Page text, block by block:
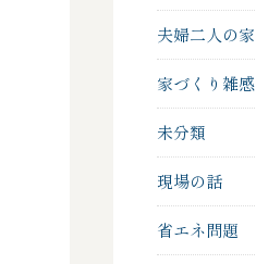
夫婦二人の家
家づくり雑感
未分類
現場の話
省エネ問題